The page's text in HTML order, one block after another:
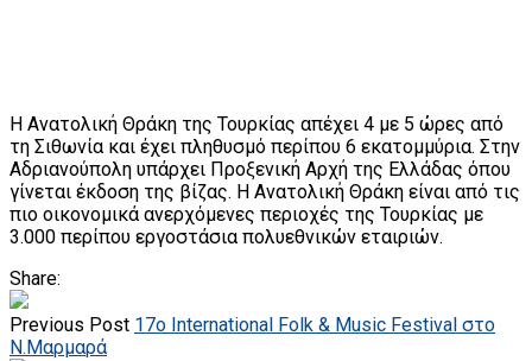
Η Ανατολική Θράκη της Τουρκίας απέχει 4 με 5 ώρες από
τη Σιθωνία και έχει πληθυσμό περίπου 6 εκατομμύρια. Στην
Αδριανούπολη υπάρχει Προξενική Αρχή της Ελλάδας όπου
γίνεται έκδοση της βίζας. Η Ανατολική Θράκη είναι από τις
πιο οικονομικά ανερχόμενες περιοχές της Τουρκίας με
3.000 περίπου εργοστάσια πολυεθνικών εταιριών.
Share:
Previous Post 17ο International Folk & Music Festival στο
Ν.Μαρμαρά